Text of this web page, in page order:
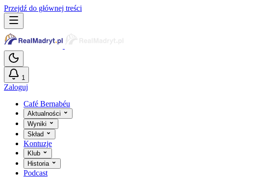
Przejdź do głównej treści
1
Zaloguj
Café Bernabéu
Aktualności
Wyniki
Skład
Kontuzje
Klub
Historia
Podcast